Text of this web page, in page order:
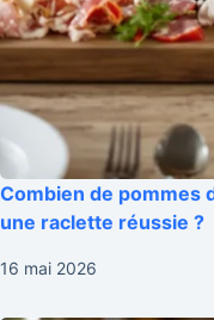
Combien de pommes
une raclette réussie ?
16 mai 2026